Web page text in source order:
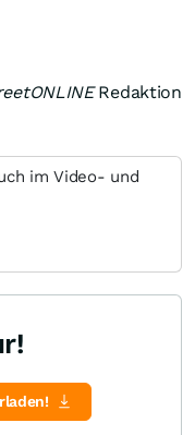
Redaktion
im Video- und